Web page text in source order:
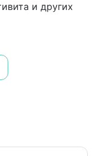
и других